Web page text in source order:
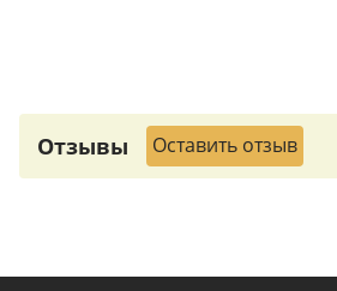
Отзывы Оставить отзыв